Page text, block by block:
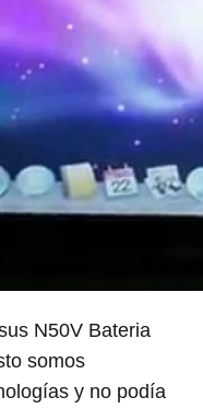
N50V Bateria
somos
y no podía